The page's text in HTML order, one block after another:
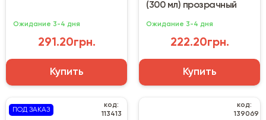
Ожидание 3-4 дня
291.20грн.
Купить
(300 мл) прозрачный
Ожидание 3-4 дня
222.20грн.
Купить
ПОД ЗАКАЗ
код:
113413
код:
139069